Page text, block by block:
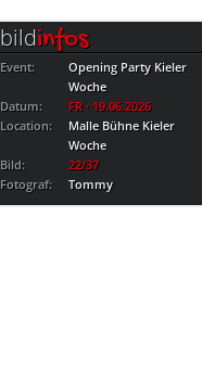
bildinfos
Event:
Opening Party Kieler
Woche
Datum:
FR · 19.06.2026
Location:
Malle Bühne Kieler
Woche
Bild:
22/37
Fotograf:
Tommy